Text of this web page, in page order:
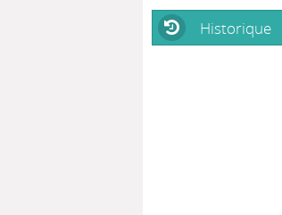
Historique